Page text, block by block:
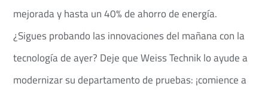
mejorada y hasta un 40% de ahorro de energía.
¿Sigues probando las innovaciones del mañana con la
tecnología de ayer? Deje que Weiss Technik lo ayude a
modernizar su departamento de pruebas: ¡comience a